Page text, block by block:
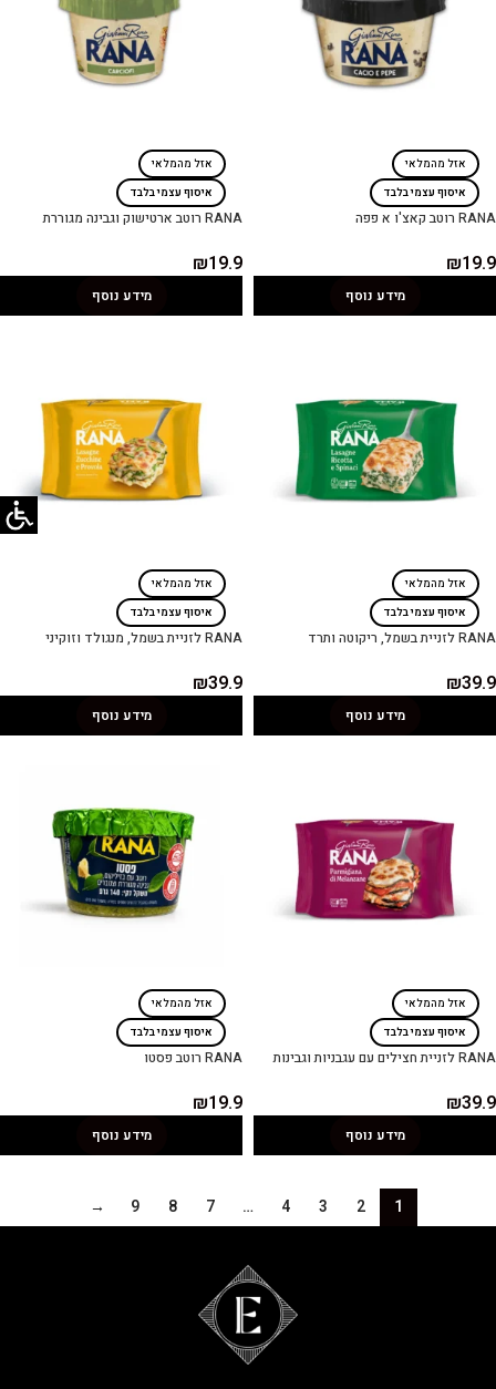
אזל מהמלאי
איסוף עצמי בלבד
RANA רוטב קאצ'ו א פפה
₪19.9
מידע נוסף
אזל מהמלאי
איסוף עצמי בלבד
RANA רוטב ארטישוק וגבינה מגוררת
₪19.9
מידע נוסף
אזל מהמלאי
איסוף עצמי בלבד
RANA לזניית בשמל, ריקוטה ותרד
₪39.9
מידע נוסף
אזל מהמלאי
איסוף עצמי בלבד
RANA לזניית בשמל, מנגולד וזוקיני
₪39.9
מידע נוסף
אזל מהמלאי
איסוף עצמי בלבד
RANA לזניית חצילים עם עגבניות וגבינות
₪39.9
מידע נוסף
אזל מהמלאי
איסוף עצמי בלבד
RANA רוטב פסטו
₪19.9
מידע נוסף
1
2
3
4
…
7
8
9
→